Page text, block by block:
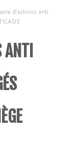
d’actions anti